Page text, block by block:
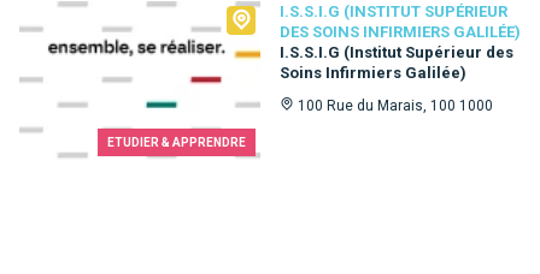
ETUDIER & APPRENDRE
I.S.S.I.G (INSTITUT SUPÉRIEUR
DES SOINS INFIRMIERS GALILÉE)
I.S.S.I.G (Institut Supérieur des
Soins Infirmiers Galilée)
100 Rue du Marais, 100 1000
I.S.S.I.G (Institut Supérieur des Soins Infirmiers Galilée)